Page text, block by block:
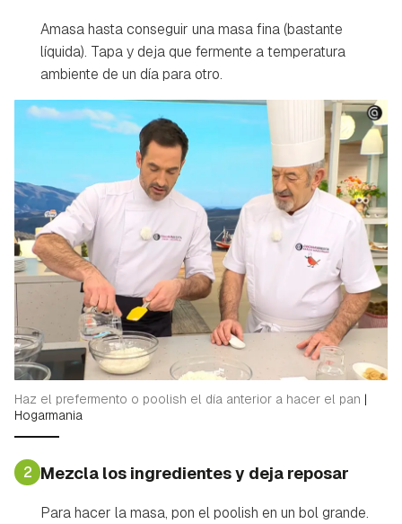
Amasa hasta conseguir una masa fina (bastante
líquida). Tapa y deja que fermente a temperatura
ambiente de un día para otro.
Haz el prefermento o poolish el día anterior a hacer el pan |
Hogarmania
2 Mezcla los ingredientes y deja reposar
Para hacer la masa, pon el poolish en un bol grande.